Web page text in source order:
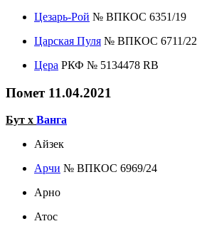
Цезарь-Рой № ВПКОС 6351/19
Царская Пуля № ВПКОС 6711/22
Цера РКФ № 5134478 RB
Помет 11.04.2021
Бут х Ванга
Айзек
Арчи № ВПКОС 6969/24
Арно
Атос